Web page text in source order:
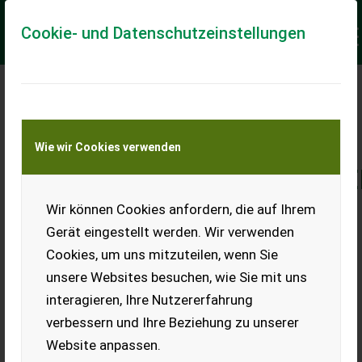
Cookie- und Datenschutzeinstellungen
Wie wir Cookies verwenden
Wir können Cookies anfordern, die auf Ihrem
Gerät eingestellt werden. Wir verwenden
Cookies, um uns mitzuteilen, wenn Sie
unsere Websites besuchen, wie Sie mit uns
interagieren, Ihre Nutzererfahrung
verbessern und Ihre Beziehung zu unserer
Website anpassen.
KAUFVERTRAGSPRAXIS
FÜR
In der dynamischen und wettbewerbsintensiven Welt
des Landmaschinenhandels sind Kenntnisse über
Kaufverträge mitentscheidend für den Erfolg.
Dieses Training wurde speziell für Händler von
Landtechnik konzipiert und bietet eine gründliche und